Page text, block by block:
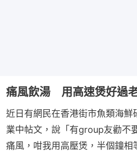
痛風飲湯 用高速煲好過
近日有網民在香港街市魚類海
業中帖文，說「有group友勸不
痛風，咁我用高壓煲，半個鐘相